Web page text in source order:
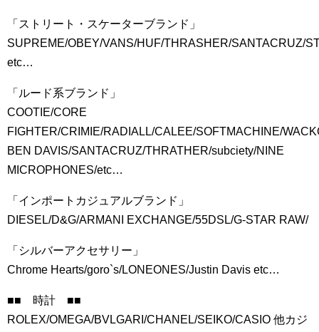
「ストリート・スケーターブランド」
SUPREME/OBEY/VANS/HUF/THRASHER/SANTACRUZ/
etc…
「ルード系ブランド」
COOTIE/CORE
FIGHTER/CRIMIE/RADIALL/CALEE/SOFTMACHINE/
BEN DAVIS/SANTACRUZ/THRATHER/subciety/NINE
MICROPHONES/etc…
「インポートカジュアルブランド」
DIESEL/D&G/ARMANI EXCHANGE/55DSL/G-STAR RAW/
「シルバーアクセサリー」
Chrome Hearts/goro`s/LONEONES/Justin Davis etc…
■■ 時計 ■■
ROLEX/OMEGA/BVLGARI/CHANEL/SEIKO/CASIO 他カジ